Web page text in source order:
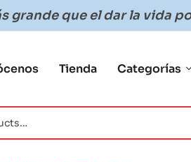
grande que el dar la vida
Tienda Categorías